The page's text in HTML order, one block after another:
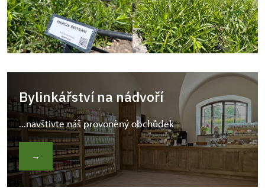
Bylinkářství na nádvoří
...navštivte náš provoněný obchůdek
→